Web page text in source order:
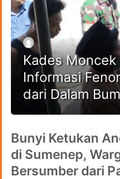
Kades
Informasi
dari Dalam
Bunyi Ketukan
di Sumenep,
Bersumber dari